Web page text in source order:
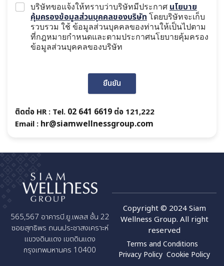
บริษัทขอแจ้งให้ทราบว่าบริษัทมีประกาศ นโยบาย
คุ้มครองข้อมูลส่วนบุคคลของบริษัท โดยบริษัทจะเก็บ
รวบรวม ใช้ ข้อมูลส่วนบุคคลของท่านให้เป็นไปตาม
ที่กฎหมายกำหนดและตามประกาศนโยบายคุ้มครอง
ข้อมูลส่วนบุคคลของบริษัท
ยืนยัน
ติดต่อ HR : Tel. 02 641 6619 ต่อ 121,222
Email : hr@siamwellnessgroup.com
565,567 อาคารบี.ยู.เพลส ชั้น 22
ซอยสุทธิพร ถนนประชาสงเคราะห์
แขวงดินแดง เขตดินแดง
กรุงเทพมหานคร 10400
Copyright © 2024 Siam
Wellness Group. All right
reserved
Terms and Conditions
Privacy Policy Cookie Policy